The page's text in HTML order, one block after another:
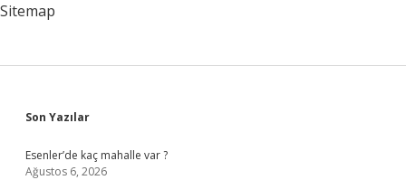
Sitemap
Sidebar
Son Yazılar
Esenler’de kaç mahalle var ?
Ağustos 6, 2026